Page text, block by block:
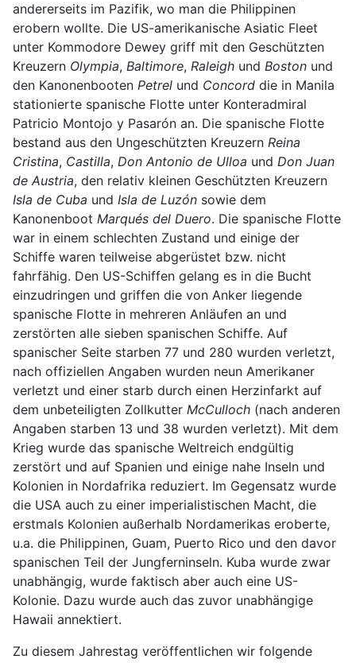
andererseits im Pazifik, wo man die Philippinen
erobern wollte. Die US-amerikanische Asiatic Fleet
unter Kommodore Dewey griff mit den Geschützten
Kreuzern Olympia, Baltimore, Raleigh und Boston und
den Kanonenbooten Petrel und Concord die in Manila
stationierte spanische Flotte unter Konteradmiral
Patricio Montojo y Pasarón an. Die spanische Flotte
bestand aus den Ungeschützten Kreuzern Reina
Cristina, Castilla, Don Antonio de Ulloa und Don Juan
de Austria, den relativ kleinen Geschützten Kreuzern
Isla de Cuba und Isla de Luzón sowie dem
Kanonenboot Marqués del Duero. Die spanische Flotte
war in einem schlechten Zustand und einige der
Schiffe waren teilweise abgerüstet bzw. nicht
fahrfähig. Den US-Schiffen gelang es in die Bucht
einzudringen und griffen die von Anker liegende
spanische Flotte in mehreren Anläufen an und
zerstörten alle sieben spanischen Schiffe. Auf
spanischer Seite starben 77 und 280 wurden verletzt,
nach offiziellen Angaben wurden neun Amerikaner
verletzt und einer starb durch einen Herzinfarkt auf
dem unbeteiligten Zollkutter McCulloch (nach anderen
Angaben starben 13 und 38 wurden verletzt). Mit dem
Krieg wurde das spanische Weltreich endgültig
zerstört und auf Spanien und einige nahe Inseln und
Kolonien in Nordafrika reduziert. Im Gegensatz wurde
die USA auch zu einer imperialistischen Macht, die
erstmals Kolonien außerhalb Nordamerikas eroberte,
u.a. die Philippinen, Guam, Puerto Rico und den davor
spanischen Teil der Jungferninseln. Kuba wurde zwar
unabhängig, wurde faktisch aber auch eine US-
Kolonie. Dazu wurde auch das zuvor unabhängige
Hawaii annektiert.
Zu diesem Jahrestag veröffentlichen wir folgende